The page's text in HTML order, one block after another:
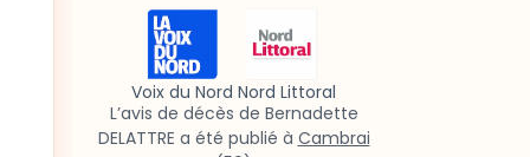
Voix du Nord Nord Littoral
L’avis de décès de Bernadette
DELATTRE a été publié à Cambrai